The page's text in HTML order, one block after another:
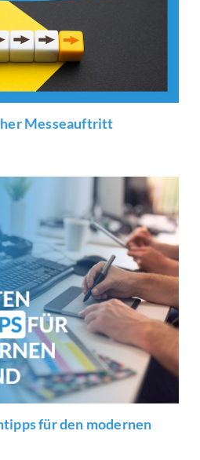
Messeauftritt
für den modernen